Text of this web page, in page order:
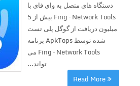
دستگاه های متصل به وای فای با
Fing – Network Tools بیش از 5
میلیون دریافت از گوگل پلی تست
شده توسط ApkTops برنامه
Fing – Network Tools می
تواند...
Read More